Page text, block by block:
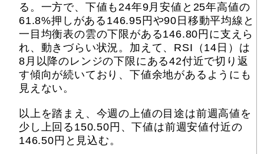
る。一方で、下値も24年9月安値と25年高値の
61.8%押しがある146.95円や90日移動平均線と
一目均衡表の雲の下限がある146.80円に支えら
れ、動きづらい状況。加えて、RSI（14日）は
8月以降のレンジの下限にある42付近で切り返
す傾向が続いており、下値余地があるようにも
見えない。
以上を踏まえ、今週の上値の目途は前週高値を
少し上回る150.50円、下値は前週安値付近の
146.50円と見込む。